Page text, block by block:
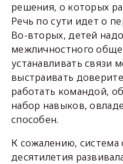
решения, о которых
Речь по сути идет о
Во-вторых, детей
межличностного
устанавливать связи
выстраивать
работать командой,
набор навыков,
способен.
К сожалению, система
десятилетия